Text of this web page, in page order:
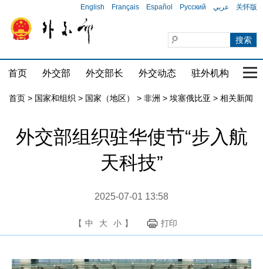
English Français Español Русский عربي 关怀版
首页 外交部 外交部长 外交动态 驻外机构 国
首页 > 国家和组织 > 国家（地区） > 非洲 > 埃塞俄比亚 > 相关新闻
外交部组织驻华使节“步入航
天科技”
2025-07-01 13:58
【 中 大 小 】 打印